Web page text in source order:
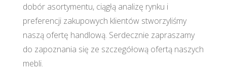
dobór asortymentu, ciągłą analizę rynku i
preferencji zakupowych klientów stworzyliśmy
naszą ofertę handlową. Serdecznie zapraszamy
do zapoznania się ze szczegółową ofertą naszych
mebli.